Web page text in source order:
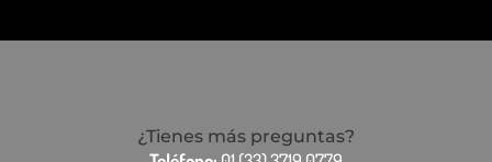
¿Tienes más preguntas?